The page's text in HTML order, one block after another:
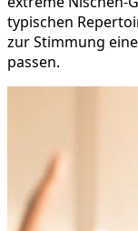
typischen
zur Stimmung
passen.